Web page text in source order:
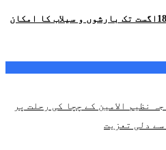
نظیم الامین کے چچا کی رحلت پر
دلی تعزیت